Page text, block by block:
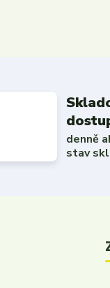
denně
stav